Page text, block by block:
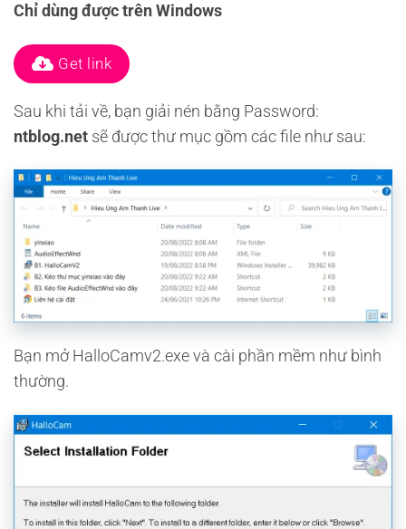
Chỉ dùng được trên Windows
Get link
Sau khi tải về, bạn giải nén bằng Password:
ntblog.net sẽ được thư mục gồm các file như sau:
Bạn mở HalloCamv2.exe và cài phần mềm như bình
thường.